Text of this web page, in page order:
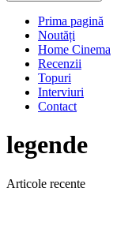
Prima pagină
Noutăți
Home Cinema
Recenzii
Topuri
Interviuri
Contact
legende
Articole recente